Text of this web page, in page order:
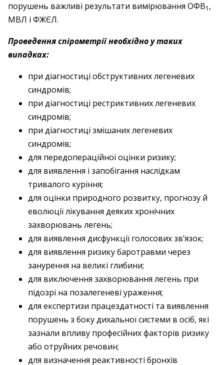
порушень важливі результати вимірювання ОФВ1 ,
МВЛ і ФЖЄЛ.
Проведення спірометрії необхідно у таких
випадках:
при діагностиці обструктивних легеневих
синдромів;
при діагностиці рестриктивних легеневих
синдромів;
при діагностиці змішаних легеневих
синдромів;
для передопераційної оцінки ризику;
для виявлення і запобігання наслідкам
тривалого куріння;
для оцінки природного розвитку, прогнозу й
еволюції лікування деяких хронічних
захворювань легень;
для виявлення дисфункції голосових зв’язок;
для виявлення ризику баротравми через
занурення на великі глибини;
для виключення захворювання легень при
підозрі на позалегеневі ураження;
для експертизи працездатності та виявлення
порушень з боку дихальної системи в осіб, які
зазнали впливу професійних факторів ризику
або отруйних речовин;
для визначення реактивності бронхів